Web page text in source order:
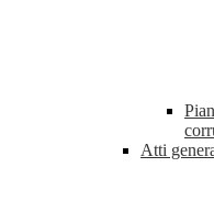
Atti